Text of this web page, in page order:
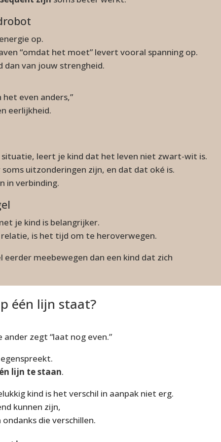
op.
“omdat het moet” levert vooral spanning op.
dan van jouw strengheid.
het even anders,”
eerlijkheid.
leert je kind dat het leven niet zwart-wit is.
uitzonderingen zijn, en dat dat oké is.
in verbinding.
je kind is belangrijker.
is het tijd om te heroverwegen.
eerder meebewegen dan een kind dat zich
één lijn staat?
ander zegt“laat nog even.”
lijn te staan.
kind is het verschil in aanpak niet erg.
kunnen zijn,
die verschillen.